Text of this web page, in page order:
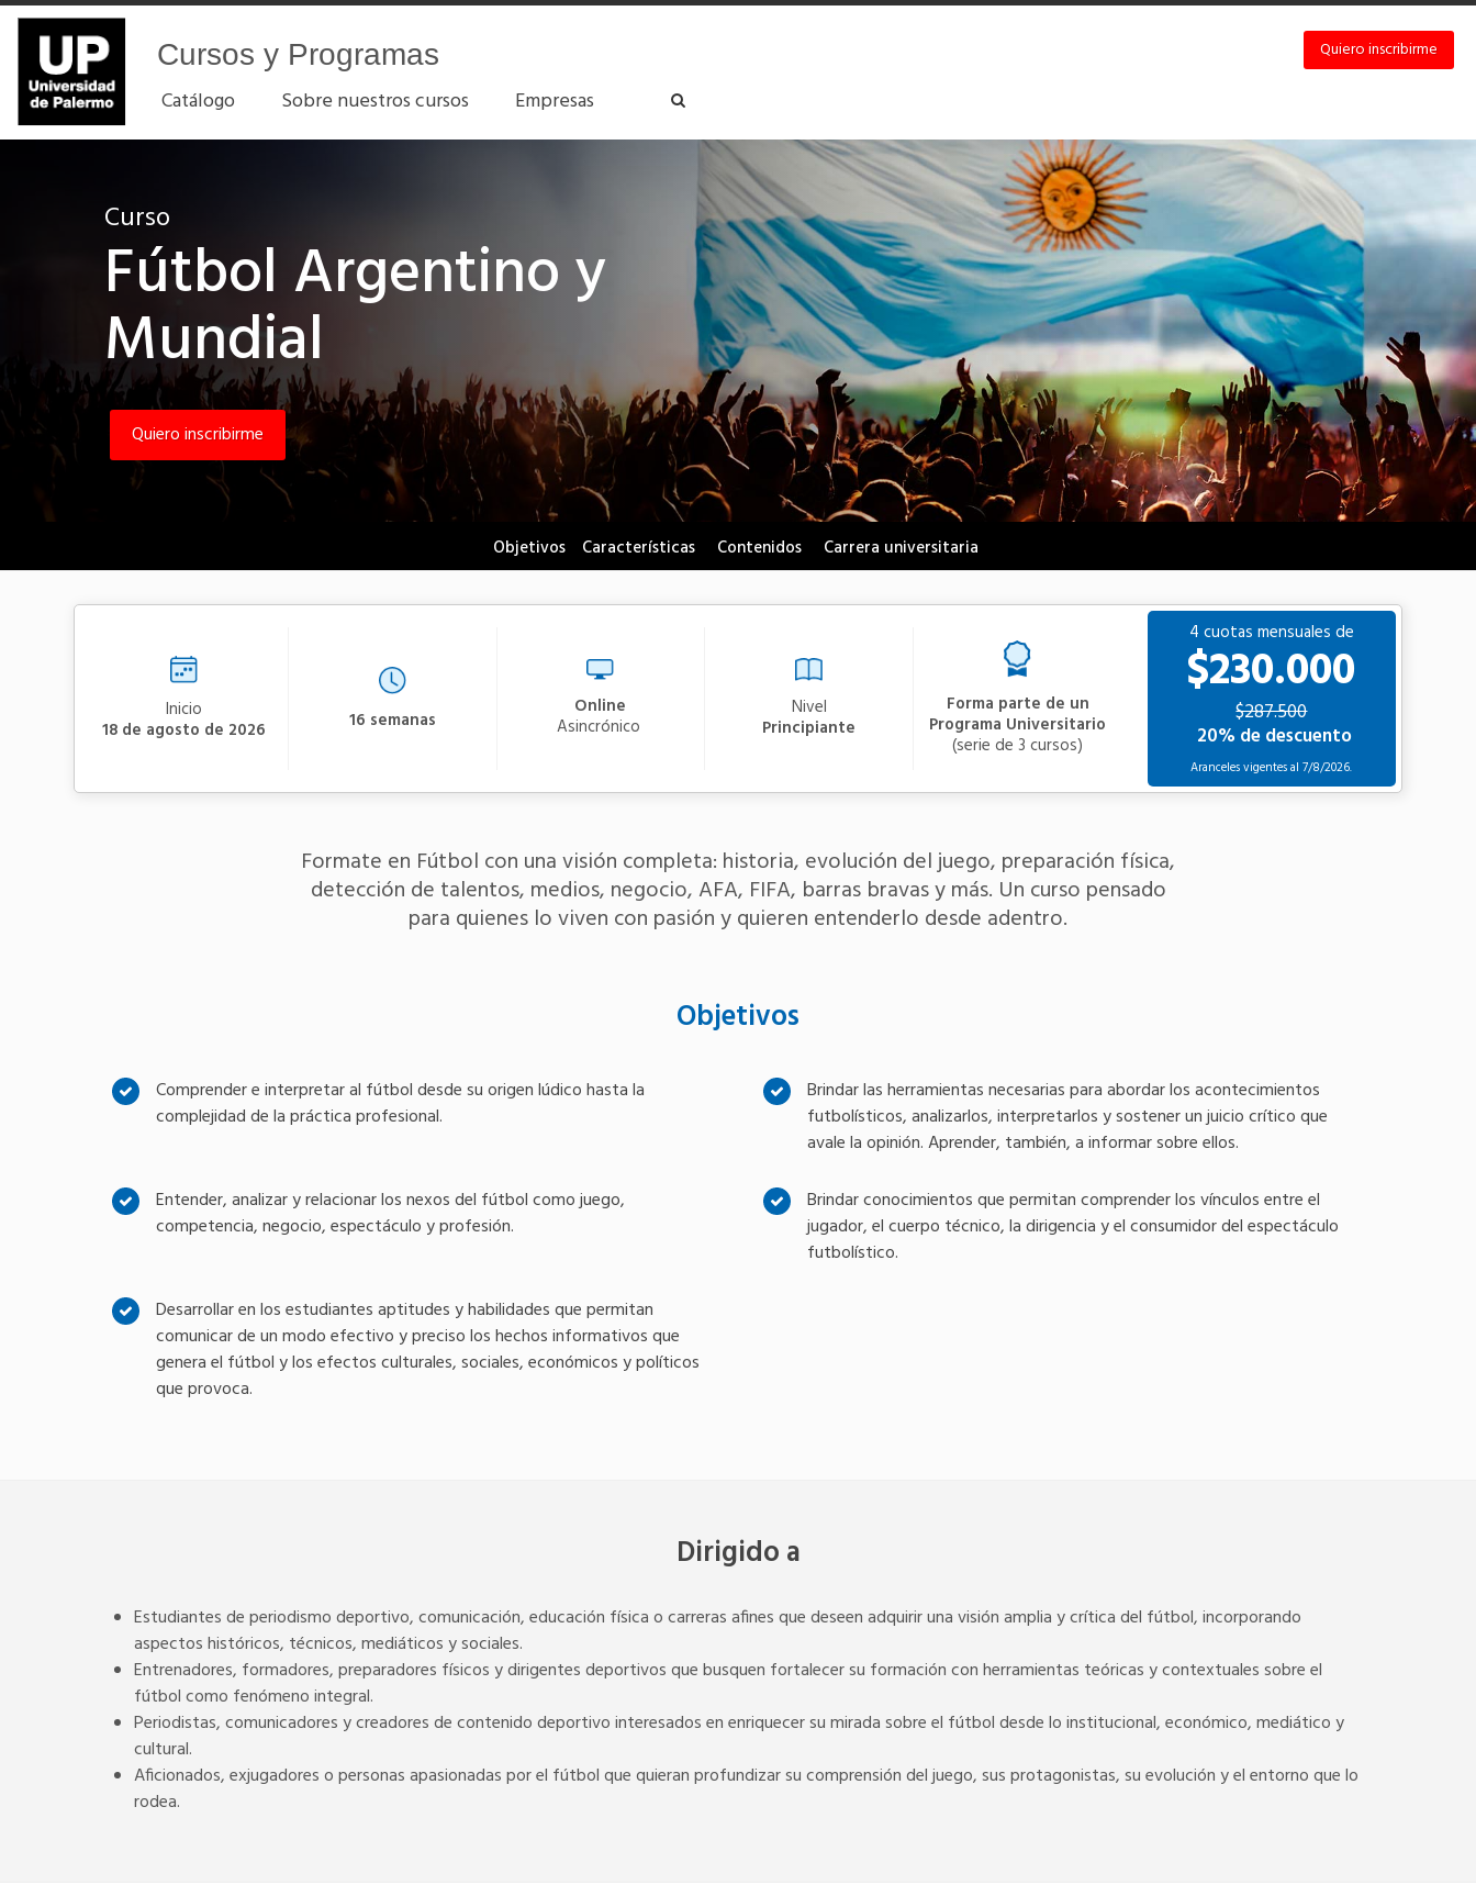
Cursos y Programas Quiero inscribirme
Catálogo Sobre nuestros cursos Empresas
Curso
Fútbol Argentino y
Mundial
Quiero inscribirme
Objetivos Características Contenidos Carrera universitaria
Inicio
18 de agosto de 2026 16 semanas
Online
asincrónico
Nivel
Principiante
Forma parte de un
Programa Universitario
(serie de 3 cursos)
4 cuotas mensuales de
$230.000
$287.500
20% de descuento
Aranceles vigentes al7/8/2026.
Formate en Fútbol con una visión completa: historia, evolución del juego, preparación física,
detección de talentos, medios, negocio, AFA, FIFA, barras bravas y más. Un curso pensado
para quienes lo viven con pasión y quieren entenderlo desde adentro.
Objetivos
Comprender e interpretar al fútbol desde su origen lúdico hasta la
complejidad de la práctica profesional.
Brindar las herramientas necesarias para abordar los acontecimientos
futbolísticos, analizarlos, interpretarlos y sostener un juicio crítico que
avale la opinión. Aprender, también, a informar sobre ellos.
Entender, analizar y relacionar los nexos del fútbol como juego,
competencia, negocio, espectáculo y profesión.
Brindar conocimientos que permitan comprender los vínculos entre el
jugador, el cuerpo técnico, la dirigencia y el consumidor del espectáculo
futbolístico.
Desarrollar en los estudiantes aptitudes y habilidades que permitan
comunicar de un modo efectivo y preciso los hechos informativos que
genera el fútbol y los efectos culturales, sociales, económicos y políticos
que provoca.
Dirigido a
Estudiantes de periodismo deportivo, comunicación, educación física o carreras afines que deseen adquirir una visión amplia y crítica del fútbol, incorporando
aspectos históricos, técnicos, mediáticos y sociales.
Entrenadores, formadores, preparadores físicos y dirigentes deportivos que busquen fortalecer su formación con herramientas teóricas y contextuales sobre el
fútbol como fenómeno integral.
Periodistas, comunicadores y creadores de contenido deportivo interesados en enriquecer su mirada sobre el fútbol desde lo institucional, económico, mediático y
cultural.
Aficionados, exjugadores o personas apasionadas por el fútbol que quieran profundizar su comprensión del juego, sus protagonistas, su evolución y el entorno que lo
rodea.